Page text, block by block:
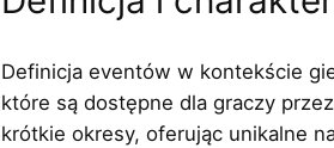
Definicja eventów w kontekście
które są dostępne dla graczy
krótkie okresy, oferując unikalne